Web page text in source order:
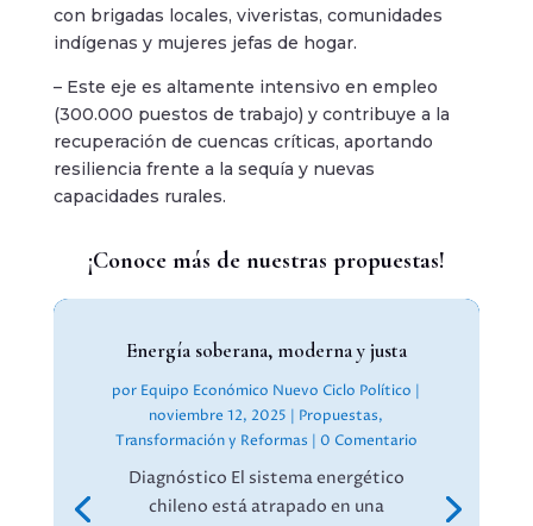
con brigadas locales, viveristas, comunidades
indígenas y mujeres jefas de hogar.
– Este eje es altamente intensivo en empleo
(300.000 puestos de trabajo) y contribuye a la
recuperación de cuencas críticas, aportando
resiliencia frente a la sequía y nuevas
capacidades rurales.
¡Conoce más de nuestras propuestas!
Energía soberana, moderna y justa
por Equipo Económico Nuevo Ciclo Político |
noviembre 12, 2025 | Propuestas,
Transformación y Reformas | 0 Comentario
Diagnóstico El sistema energético
chileno está atrapado en una